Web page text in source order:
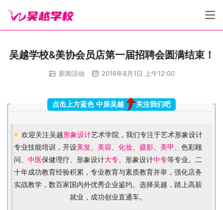
吴越学校&美协会员店第一届招聘会圆满结束！
新闻活动 2016年8月1日 上午12:00
点击上方蓝色 中原吴越 关注我们吧
☀ 欢迎关注吴越形象设计艺术学院，我们专注于艺术形象设计
专业技能培训，开设美发、 美容 化妆、 摄影、 美甲 、色彩顾
问、 中医保健理疗、形象设计大专、形象设计中专等专业。二
十年成功教育经验积累，专业教育与素质教育并举，强化店务
实战教学，数百家国内外优秀企业鉴约。选择吴越，踏上高薪
就业，成功创业直通车。